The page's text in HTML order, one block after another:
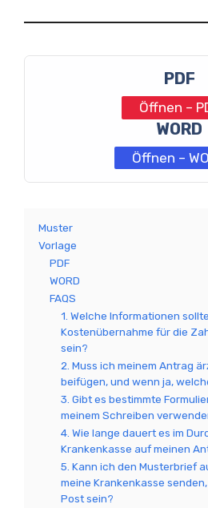
PDF
Öffnen –
WORD
Öffnen –
Muster
Vorlage
PDF
WORD
FAQS
1. Welche Informationen
Kostenübernahme für die
sein?
2. Muss ich meinem Antrag
beifügen, und wenn ja,
3. Gibt es bestimmte
meinem Schreiben
4. Wie lange dauert es im
Krankenkasse auf meinen
5. Kann ich den Musterbrief
meine Krankenkasse
Post sein?